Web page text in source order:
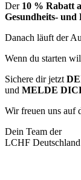
Der 10 % Rabatt
Gesundheits- und
Danach läuft der
Wenn du starten
Sichere dir jetzt
und MELDE
Wir freuen uns auf
Dein Team der
LCHF